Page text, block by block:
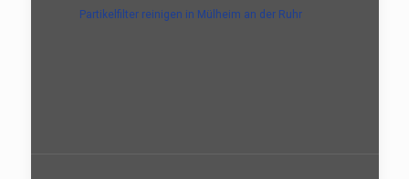
Partikelfilter reinigen in Mülheim an der Ruhr